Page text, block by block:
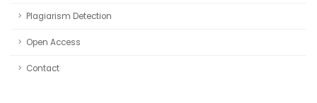
Plagiarism Detection
Open Access
Contact